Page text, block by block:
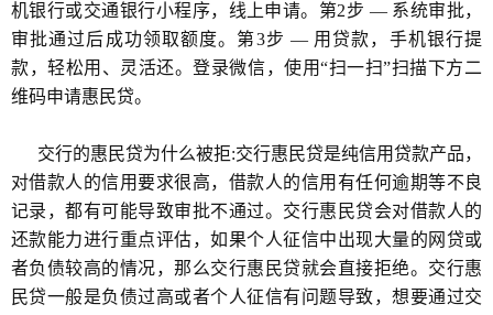
机银行或交通银行小程序，线上申请。第2步 — 系统审批，
审批通过后成功领取额度。第3步 — 用贷款，手机银行提
款，轻松用、灵活还。登录微信，使用“扫一扫”扫描下方二
维码申请惠民贷。
交行的惠民贷为什么被拒:交行惠民贷是纯信用贷款产品，
对借款人的信用要求很高，借款人的信用有任何逾期等不良
记录，都有可能导致审批不通过。交行惠民贷会对借款人的
还款能力进行重点评估，如果个人征信中出现大量的网贷或
者负债较高的情况，那么交行惠民贷就会直接拒绝。交行惠
民贷一般是负债过高或者个人征信有问题导致，想要通过交